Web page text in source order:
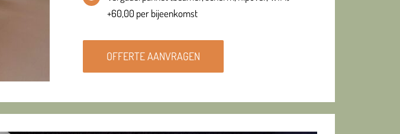
+60,00 per bijeenkomst
OFFERTE AANVRAGEN